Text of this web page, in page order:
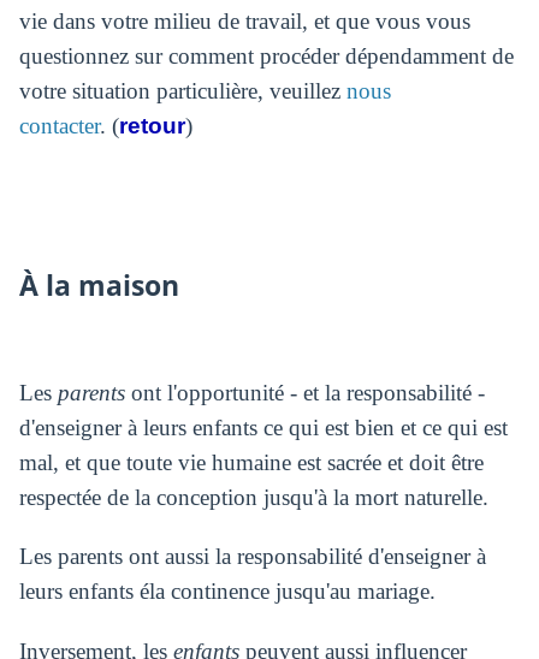
vie dans votre milieu de travail, et que vous vous
questionnez sur comment procéder dépendamment de
votre situation particulière, veuillez nous
contacter. (retour)
À la maison
Les parents ont l'opportunité - et la responsabilité -
d'enseigner à leurs enfants ce qui est bien et ce qui est
mal, et que toute vie humaine est sacrée et doit être
respectée de la conception jusqu'à la mort naturelle.
Les parents ont aussi la responsabilité d'enseigner à
leurs enfants éla continence jusqu'au mariage.
Inversement, les enfants peuvent aussi influencer